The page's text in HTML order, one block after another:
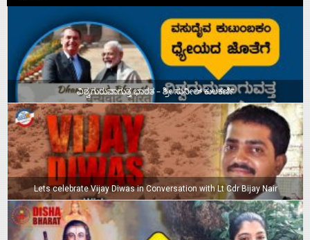
ವಿಶ್ವಗುರುವಾಗುತ್ತ ಭಾರತ – ಶ್ರೀ ಸುನೀಲ್‌ ಕುಲಕರ್ಣಿ
Lets celebrate Vijay Diwas in Conversation with Lt Cdr Bijay Nair